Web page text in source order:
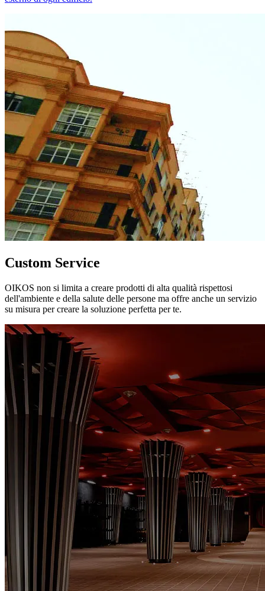
Custom Service
OIKOS non si limita a creare prodotti di alta qualità rispettosi
dell'ambiente e della salute delle persone ma offre anche un servizio
su misura per creare la soluzione perfetta per te.